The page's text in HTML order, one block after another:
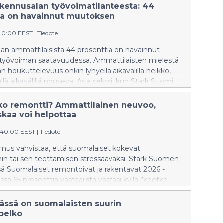
työvoimatilanteesta: 44
on havainnut muutoksen
EEST | Tiedote
ammattilaisista 44 prosenttia on havainnut
saatavuudessa. Ammattilaisten mielestä
houkuttelevuus onkin lyhyellä aikavälillä heikko,
aikavälillä nouseva. Asia selvisi, kun Stark Suomi
ammattilaisilta heidän näkemyksiään alan
Kyselyyn vastasi lähes
ja yrittäjää.
remontti? Ammattilainen neuvoo,
voi helpottaa
EEST | Tiedote
vahvistaa, että suomalaiset kokevat
tai sen teettämisen stressaavaksi. Stark Suomen
Suomalaiset remontoivat ja rakentavat 2026 -
65 prosenttia vastaajista vastasi kyllä ”koetko
tai remontin teettämisen stressaavaksi” -
Miehistä näin kokee 57 prosenttia ja naisista 73
on suomalaisten suurin